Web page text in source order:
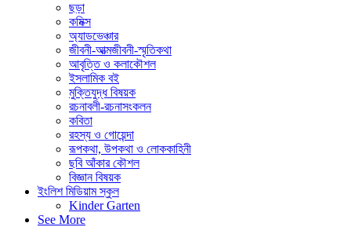
ছড়া
কমিক্স
অ্যাডভেঞ্চার
জীবনী-আত্মজীবনী-স্মৃতিকথা
আবৃত্তি ও কলাকৌশল
ইসলামিক বই
মুক্তিযুদ্ধ বিষয়ক
রচনাবলী-রচনাসংকলন
কবিতা
রহস্য ও গোয়েন্দা
রূপকথা, উপকথা ও লোককাহিনী
ছবি আঁকার কৌশল
বিজ্ঞান বিষয়ক
ইংলিশ মিডিয়াম স্কুল
Kinder Garten
See More